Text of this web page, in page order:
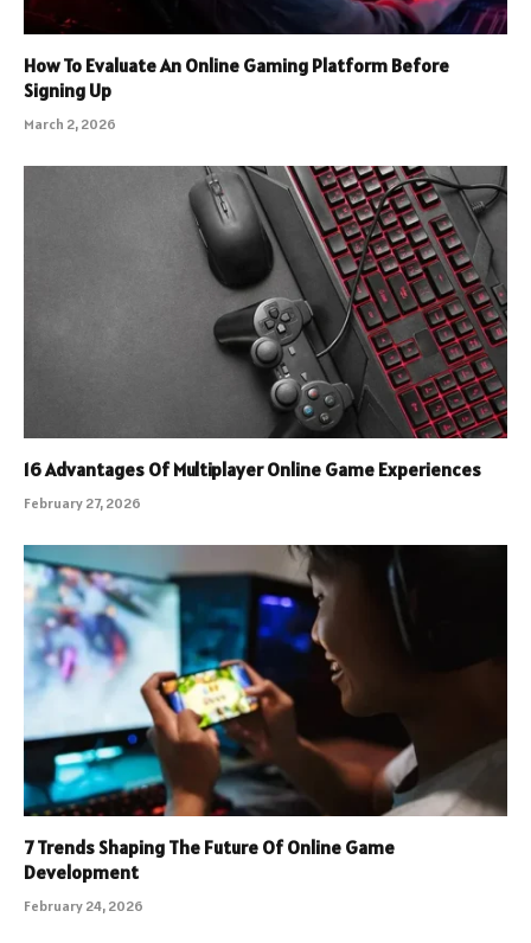
How To Evaluate An Online Gaming Platform Before
Signing Up
March 2, 2026
16 Advantages Of Multiplayer Online Game Experiences
February 27, 2026
7 Trends Shaping The Future Of Online Game
Development
February 24, 2026